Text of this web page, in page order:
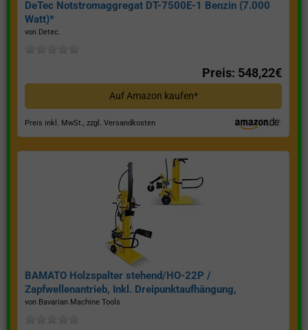
DeTec Notstromaggregat DT-7500E-1 Benzin (7.000
Watt)*
von Detec.
Preis: 548,22€
Auf Amazon kaufen*
Preis inkl. MwSt., zzgl. Versandkosten
BAMATO Holzspalter stehend/HO-22P /
Zapfwellenantrieb, Inkl. Dreipunktaufhängung,
Spaltkraft 22 Tonnen*
von Bavarian Machine Tools